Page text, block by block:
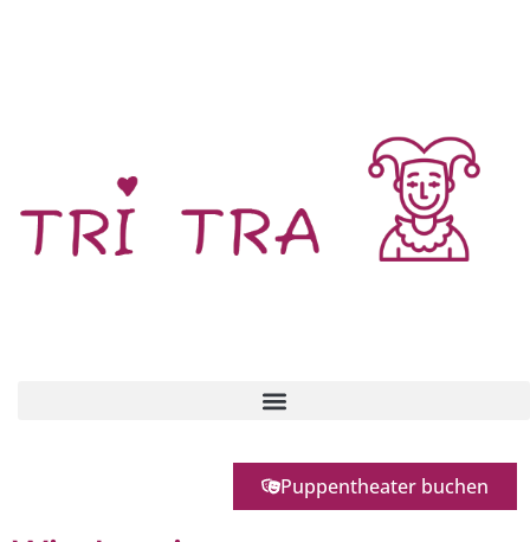
Puppentheater buchen